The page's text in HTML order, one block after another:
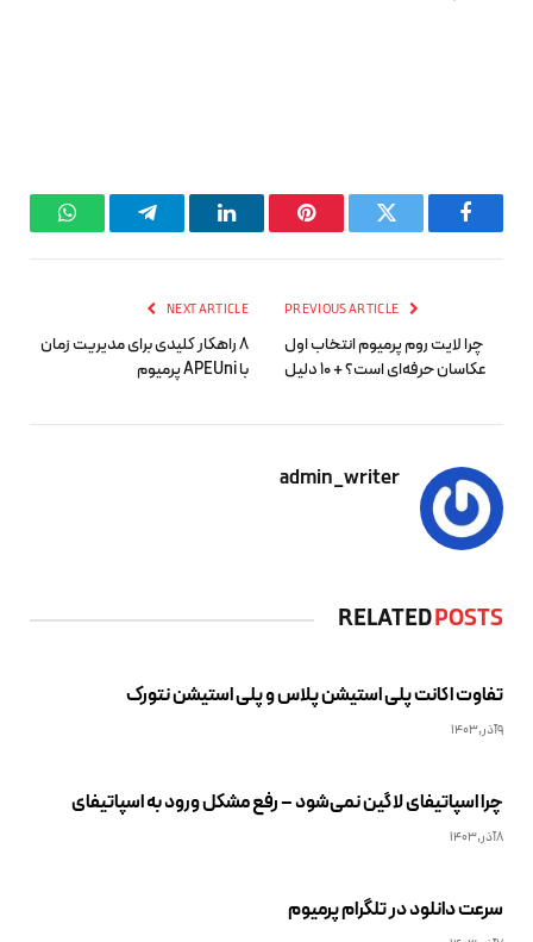
Facebook
Twitter
Pinterest
LinkedIn
Telegram
چرا لایت‌ روم پرمیوم انتخاب اول
عکاسان حرفه‌ای است؟ + 10 دلیل
NEXT ARTICLE
8 راهکار کلیدی برای مدیریت زمان
با APEUni پرمیوم
admin_writer
RELATEDPOSTS
تفاوت اکانت پلی استیشن پلاس و پلی استیشن نتورک
9آذر,1403
چرا اسپاتیفای لاگین نمی‌شود – رفع مشکل ورود به اسپاتیفای
8آذر,1403
سرعت دانلود در تلگرام پرمیوم